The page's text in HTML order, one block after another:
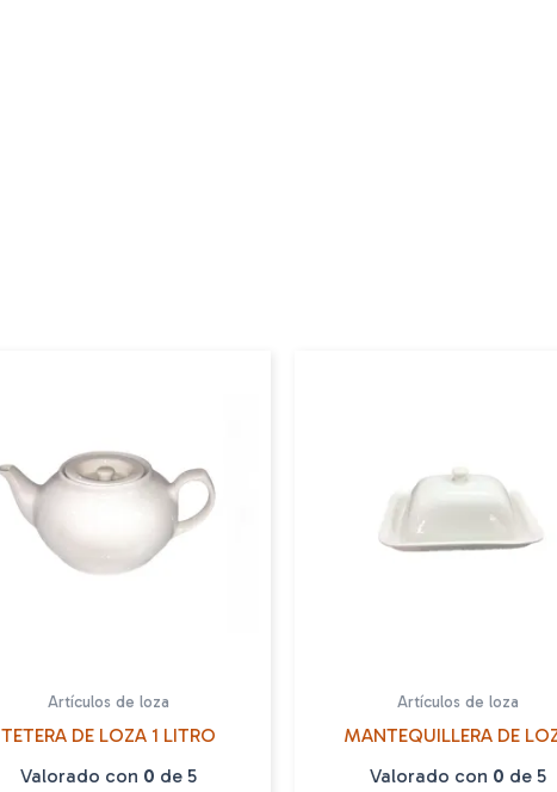
Artículos de loza
TETERA DE LOZA 1 LITRO
Valorado con 0 de 5
Artículos de loza
MANTEQUILLERA DE
Valorado con 0 de 5